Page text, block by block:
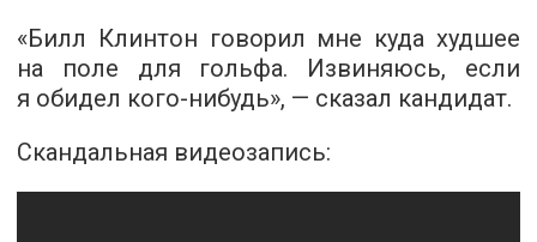
«Билл Клинтон говорил мне куда худшее
на поле для гольфа. Извиняюсь, если
я обидел кого-нибудь», — сказал кандидат.
Скандальная видеозапись: